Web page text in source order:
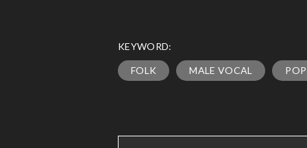
KEYWORD:
FOLK MALE VOCAL POP